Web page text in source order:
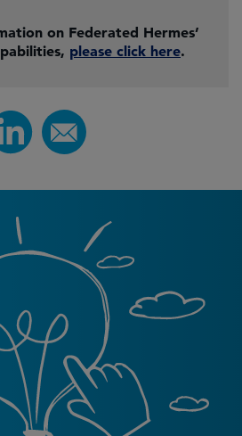
on Federated Hermes’
please click here.